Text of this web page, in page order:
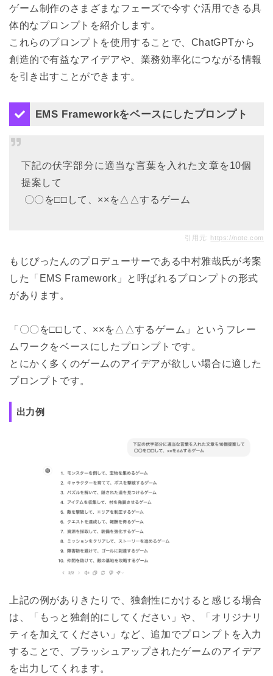
ゲーム制作のさまざまなフェーズで今すぐ活用できる具
体的なプロンプトを紹介します。
これらのプロンプトを使用することで、ChatGPTから
創造的で有益なアイデアや、業務効率化につながる情報
を引き出すことができます。
EMS Frameworkをベースにしたプロンプト
下記の伏字部分に適当な言葉を入れた文章を10個
提案して
〇〇を□□して、××を△△するゲーム
引用元: https://note.com
もじぴったんのプロデューサーである中村雅哉氏が考案
した「EMS Framework」と呼ばれるプロンプトの形式
があります。
「〇〇を□□して、××を△△するゲーム」という フレー
ムワーク をベースにしたプロンプトです。
とにかく多くのゲームのアイデアが欲しい場合に適した
プロンプトです。
出力例
上記の例がありきたりで、独創性にかけると感じる場合
は、「もっと独創的にしてください」や、「オリジナリ
ティを加えてください」など、追加でプロンプトを入力
することで、ブラッシュアップされたゲームのアイデア
を出力してくれます。